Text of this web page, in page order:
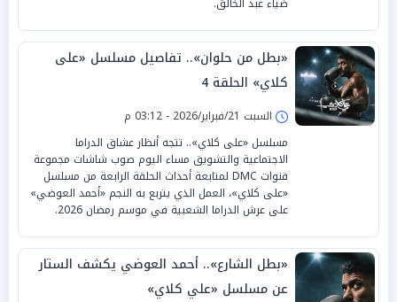
«بطل من حلوان».. تفاصيل مسلسل «على
كلاي» الحلقة 4
السبت 21/فبراير/2026 - 03:12 م
مسلسل «على كلاي».. تتجه أنظار عشاق الدراما
الاجتماعية والتشويق مساء اليوم صوب شاشات مجموعة
قنوات DMC لمتابعة أحداث الحلقة الرابعة من مسلسل
«على كلاي»، العمل الذي يتربع به النجم «أحمد العوضي»
على عرش الدراما الشعبية في موسم رمضان 2026.
«بطل الشارع».. أحمد العوضي يكشف الستار
عن مسلسل «علي كلاي»